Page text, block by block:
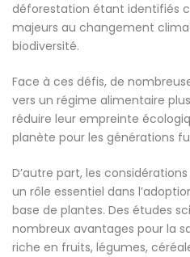
déforestation étant identifiés
majeurs au changement
biodiversité.
Face à ces défis, de
vers un régime alimentaire
réduire leur empreinte
planète pour les générations
D’autre part, les
un rôle essentiel dans
base de plantes. Des études
nombreux avantages pour la
riche en fruits, légumes,